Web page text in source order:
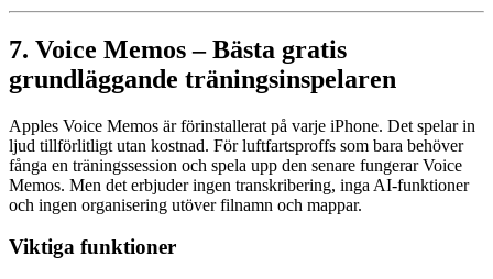
7. Voice Memos – Bästa gratis
grundläggande träningsinspelaren
Apples Voice Memos är förinstallerat på varje iPhone. Det spelar in
ljud tillförlitligt utan kostnad. För luftfartsproffs som bara behöver
fånga en träningssession och spela upp den senare fungerar Voice
Memos. Men det erbjuder ingen transkribering, inga AI-funktioner
och ingen organisering utöver filnamn och mappar.
Viktiga funktioner